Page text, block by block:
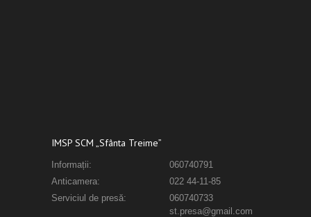
IMSP SCM „Sfânta Treime”
Informații:
060740791
Anticamera:
022 44-11-85
Serviciul de presă:
060740733
st.presa@gmail.com